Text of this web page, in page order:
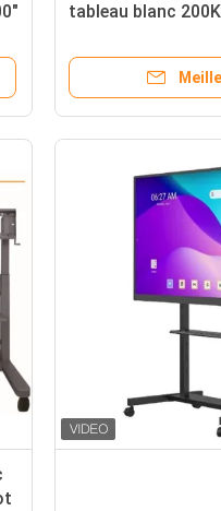
tableau blanc